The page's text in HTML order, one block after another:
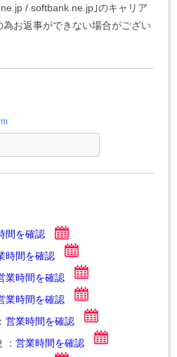
/ softbank.ne.jp｣のキャリア
為お返事ができない場合がござい
間を確認
時間を確認
業時間を確認
業時間を確認
営業時間を確認
：営業時間を確認